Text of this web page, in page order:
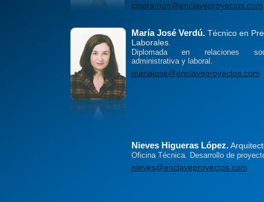
joseramon@enclaveproyectos.com
María José Verdú.Técnico en
Laborales.
Diplomada en relaciones
administrativa y laboral.
mariajose@enclaveproyectos.com
Nieves Higueras López.
Oficina Técnica. Desarrollo de
nieves@enclaveproyectos.com